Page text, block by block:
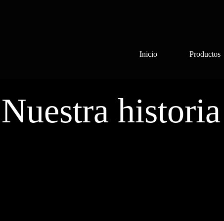
Inicio Productos
Nuestra historia